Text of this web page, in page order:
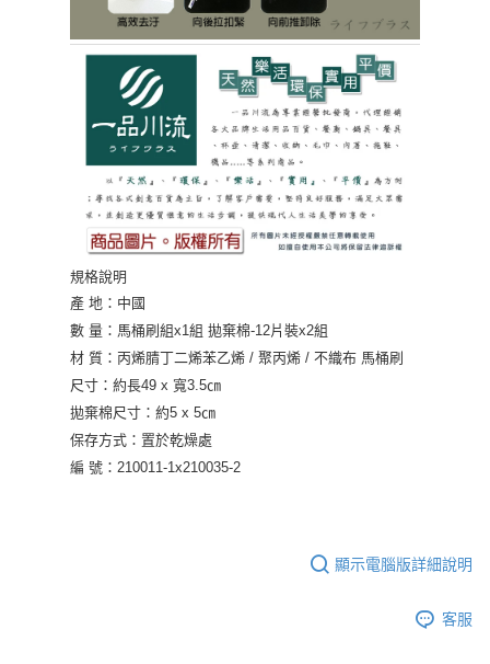
規格說明
產 地：中國
數 量：馬桶刷組x1組 拋棄棉-12片裝x2組
材 質：丙烯腈丁二烯苯乙烯 / 聚丙烯 / 不織布 馬桶刷
尺寸：約長49 x 寬3.5㎝
拋棄棉尺寸：約5 x 5㎝
保存方式：置於乾燥處
編 號：210011-1x210035-2
顯示電腦版詳細說明
客服